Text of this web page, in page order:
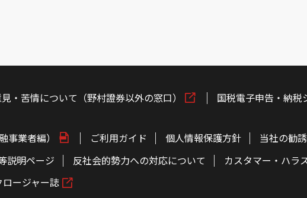
・苦情について（野村證券以外の窓口） 国税電子申告・納税
事業者編） ご利用ガイド 個人情報保護方針
当社の勧
説明ページ 反社会的勢力への対応について
カスタマー・ハラ
ージャー誌